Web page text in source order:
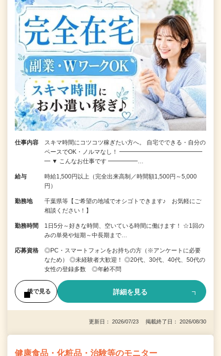
仕事内容
スキマ時間にコツコツ稼ぎたい方へ。 自宅でできる・自分の
ペースでOK・ノルマなし！ ━━━━━━━━━━━━━━
━ ▼ こんなお仕事です ━━━━━…
給与
時給1,500円以上（完全出来高制／時間額1,500円～5,000
円）
勤務地
千葉県等【ご希望の地域でオシゴトできます♪ お気軽にご
相談ください！】
勤務時間
1日5分～好きな時間、空いている時間に働けます！ ☆1回の
みの単発や短期～中長期まで…
応募資格
◎PC・スマートフォンをお持ちの方（※アンケートに必要
なため） ◎未経験者大歓迎！ ◎20代、30代、40代、50代の
女性の登録多数 ◎年齢不問
後で見る 詳細を見る
更新日： 2026/07/23 掲載終了日： 2026/08/30
健康食品・化粧品・治験等のモニター